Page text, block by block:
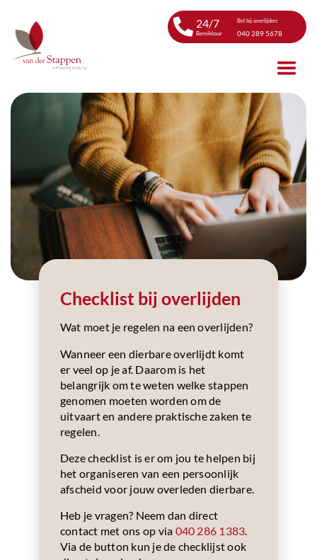
24/7
Bereikbaar
Bel bij overlijden:
040 289 5678
Checklist bij overlijden
Wat moet je regelen na een overlijden?
Wanneer een dierbare overlijdt komt
er veel op je af. Daarom is het
belangrijk om te weten welke stappen
genomen moeten worden om de
uitvaart en andere praktische zaken te
regelen.
Deze checklist is er om jou te helpen bij
het organiseren van een persoonlijk
afscheid voor jouw overleden dierbare.
Heb je vragen? Neem dan direct
contact met ons op via 040 286 1383.
Via de button kun je de checklijst ook